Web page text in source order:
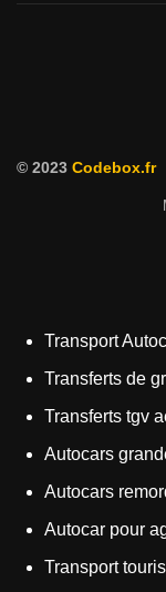
© 2023 Codebox.fr
Transport
Transferts de
Transferts tgv
Autocars
Autocars
Autocar pour
Transport